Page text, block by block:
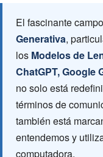
El fascinante
Generativa,
los Modelos de
ChatGPT, Google
no solo está
términos de
también está
entendemos y
computadora.